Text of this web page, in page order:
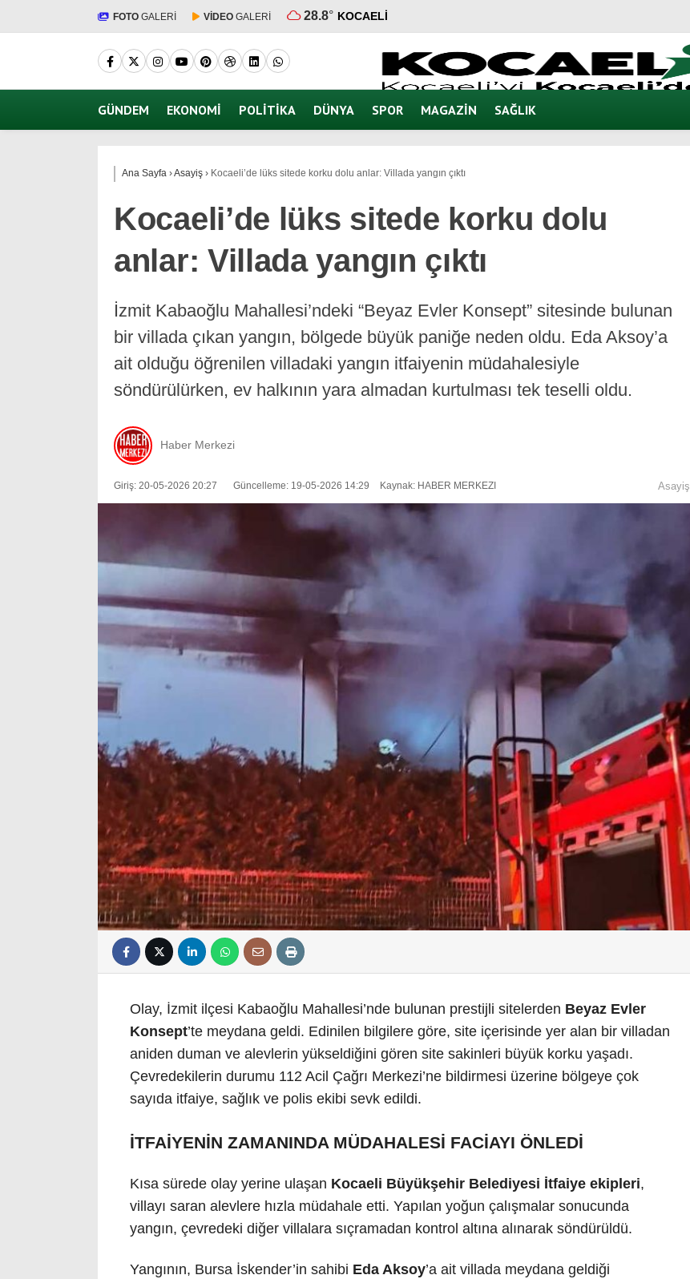
FOTO GALERİ VİDEO GALERİ 28.8° KOCAELI
GÜNDEM EKONOMI POLITIKA DÜNYA SPOR MAGAZIN SAĞLIK
Ana Sayfa ›Asayiş › Kocaeli’de lüks sitede korku dolu anlar: Villada yangın çıktı
Kocaeli’de lüks sitede korku dolu
anlar: Villada yangın çıktı
İzmit Kabaoğlu Mahallesi’ndeki “Beyaz Evler Konsept” sitesinde bulunan
bir villada çıkan yangın, bölgede büyük paniğe neden oldu. Eda Aksoy’a
ait olduğu öğrenilen villadaki yangın itfaiyenin müdahalesiyle
söndürülürken, ev halkının yara almadan kurtulması tek teselli oldu.
Haber Merkezi
Giriş: 20-05-2026 20:27 Güncelleme: 19-05-2026 14:29 Kaynak: HABER MERKEZI Asayiş
Olay, İzmit ilçesi Kabaoğlu Mahallesi’nde bulunan prestijli sitelerden Beyaz Evler
Konsept’te meydana geldi. Edinilen bilgilere göre, site içerisinde yer alan bir villadan
aniden duman ve alevlerin yükseldiğini gören site sakinleri büyük korku yaşadı.
Çevredekilerin durumu 112 Acil Çağrı Merkezi’ne bildirmesi üzerine bölgeye çok
sayıda itfaiye, sağlık ve polis ekibi sevk edildi.
İTFAİYENİN ZAMANINDA MÜDAHALESİ FACİAYI ÖNLEDİ
Kısa sürede olay yerine ulaşan Kocaeli Büyükşehir Belediyesi İtfaiye ekipleri,
villayı saran alevlere hızla müdahale etti. Yapılan yoğun çalışmalar sonucunda
yangın, çevredeki diğer villalara sıçramadan kontrol altına alınarak söndürüldü.
Yangının, Bursa İskender’in sahibi Eda Aksoy’a ait villada meydana geldiği